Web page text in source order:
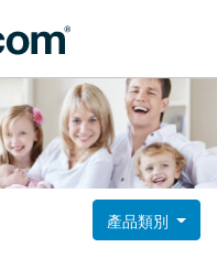
產品類別